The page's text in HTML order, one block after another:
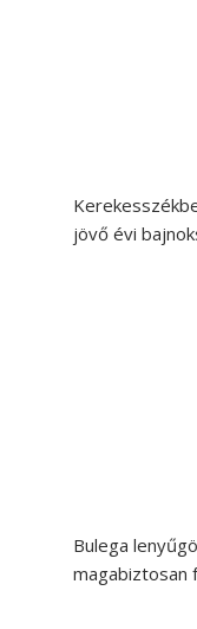
jövő évi
Bulega
magabiztosan